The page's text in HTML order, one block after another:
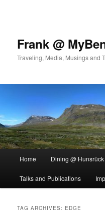
Frank @
Traveling, Media, Musings and
Home Dining @ Hunsrück
Talks and Publications
TAG ARCHIVES: EDGE